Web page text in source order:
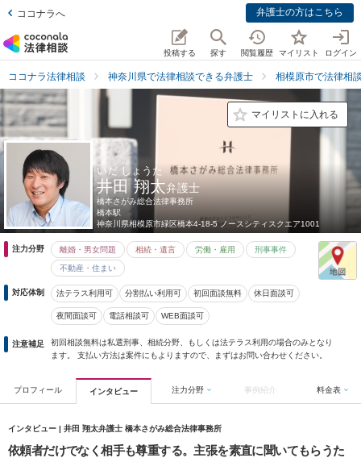
ココナラへ 弁護士の方はこちら
投稿する 探す 閲覧履歴 マイリスト ログイン
ココナラ法律相談 神奈川県で法律相談できる弁護士 相模原市で法律相
マイリストに入れる
いだ しょうた
井田 翔太弁護士
橋本さがみ総合法律事務所
橋本駅
神奈川県相模原市緑区橋本4-18-5 ノースシティスクエア1001
注力分野 離婚・男女問題 相続・遺言 労働・雇用 刑事事件
不動産・住まい
対応体制 法テラス利用可 分割払い利用可 初回面談無料 休日面談可
夜間面談可 電話相談可 WEB面談可
注意補足
初回相談無料は私選刑事、相続分野、もしくは法テラス利用の場合のみとなり
ます。 支払い方法は案件にもよりますので、まずはお問い合わせください。
プロフィール インタビュー 注力分野 事例紹介 料金表
インタビュー | 井田 翔太弁護士 橋本さがみ総合法律事務所
依頼者だけでなく相手も尊重する。主張を素直に聞いてもらうた